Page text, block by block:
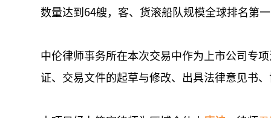
数量达到64艘，客、货滚船队规模全球排名第
中伦律师事务所在本次交易中作为上市公司专
证、交易文件的起草与修改、出具法律意见书